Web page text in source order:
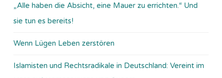
„Alle haben die Absicht, eine Mauer zu errichten.“ Und
sie tun es bereits!
Wenn Lügen Leben zerstören
Islamisten und Rechtsradikale in Deutschland: Vereint im